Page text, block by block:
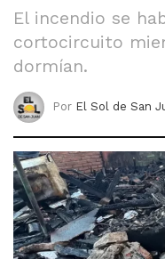
El incendio se
cortocircuito
dormían.
Por El Sol de San